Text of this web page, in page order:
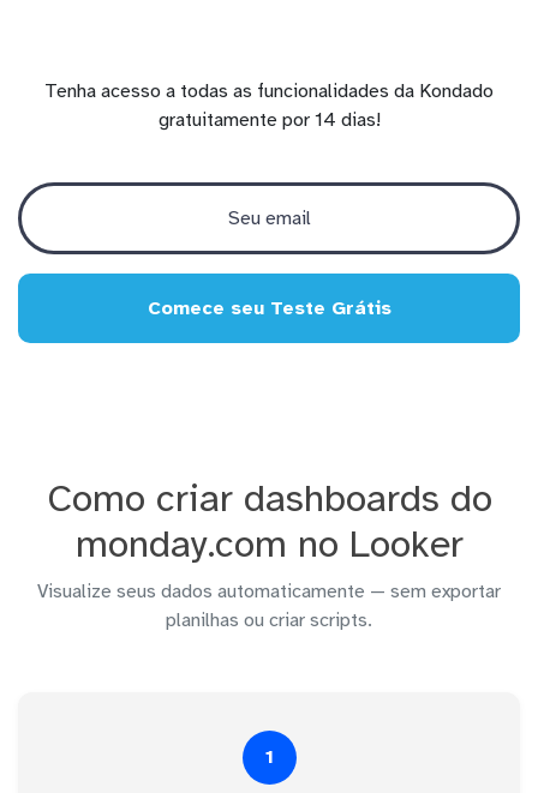
Tenha acesso a todas as funcionalidades da Kondado
gratuitamente por 14 dias!
Comece seu Teste Grátis
Como criar dashboards do
monday.com no Looker
Visualize seus dados automaticamente — sem exportar
planilhas ou criar scripts.
1